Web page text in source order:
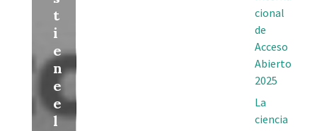
t
i
e
n
e
e
l
cional
de
Acceso
Abierto
2025
La
ciencia